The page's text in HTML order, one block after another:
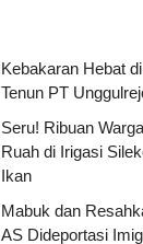
Kebakaran Hebat
Tenun PT
Seru! Ribuan
Ruah di Irigasi
Ikan
Mabuk dan
AS Dideportasi